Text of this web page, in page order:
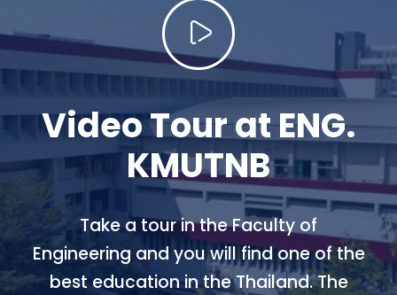
Video Tour at ENG.
KMUTNB
Take a tour in the Faculty of
Engineering and you will find one of the
best education in the Thailand. The